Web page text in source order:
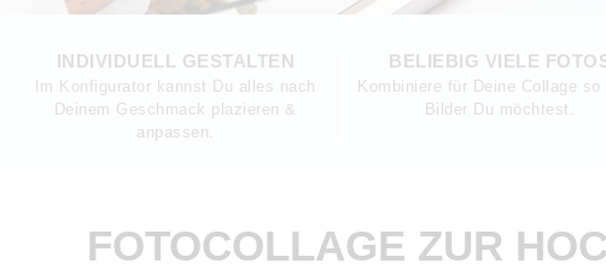
INDIVIDUELL GESTALTEN
Im Konfigurator kannst Du alles nach
Deinem Geschmack plazieren &
anpassen.
BELIEBIG VIELE
Kombiniere für Deine Collage so
Bilder Du möchtest.
FOTOCOLLAGE ZUR